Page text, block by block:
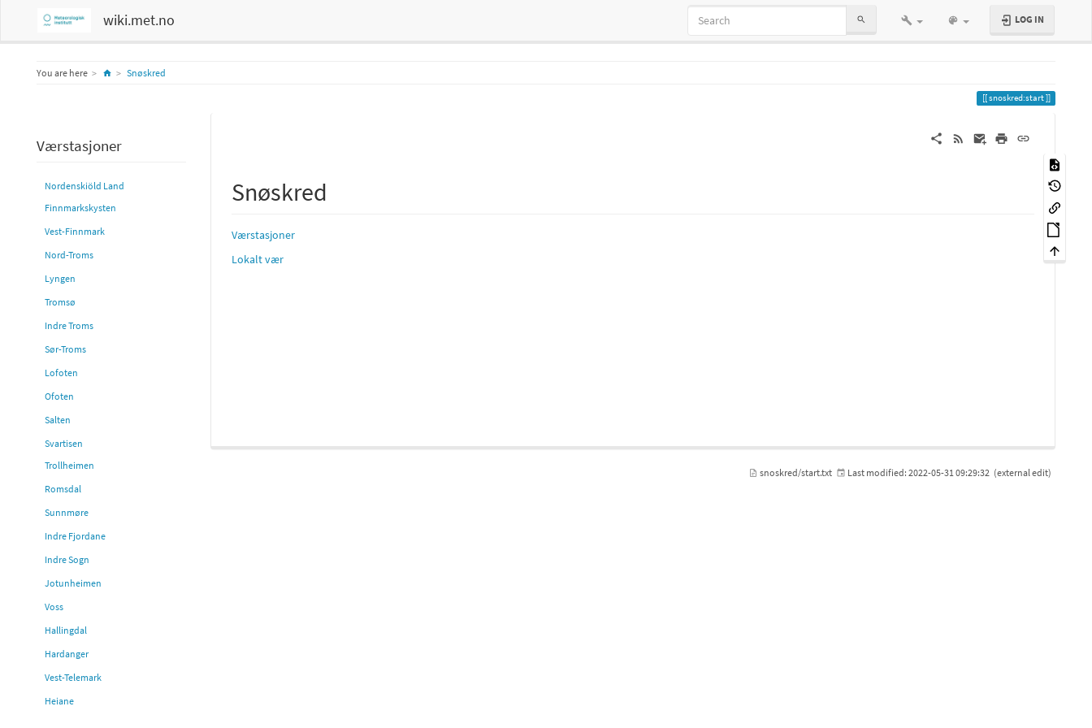
wiki.met.no LOG IN
You are here HomeSnøskred
snoskred:start
Værstasjoner
Nordenskiöld Land
Finnmarkskysten
Vest-Finnmark
Nord-Troms
Lyngen
Tromsø
Indre Troms
Sør-Troms
Lofoten
Ofoten
Salten
Svartisen
Trollheimen
Romsdal
Sunnmøre
Indre Fjordane
Indre Sogn
Jotunheimen
Voss
Hallingdal
Hardanger
Vest-Telemark
Heiane
Snøskred
Værstasjoner
Lokalt vær
snoskred/start.txt Last modified: 2022-05-31 09:29:32 (external edit)